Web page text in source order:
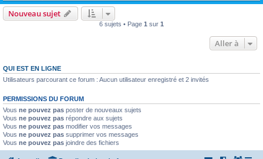
Nouveau sujet
6 sujets • Page 1 sur 1
Aller à
QUI EST EN LIGNE
Utilisateurs parcourant ce forum : Aucun utilisateur enregistré et 2 invités
PERMISSIONS DU FORUM
Vous ne pouvez pas poster de nouveaux sujets
Vous ne pouvez pas répondre aux sujets
Vous ne pouvez pas modifier vos messages
Vous ne pouvez pas supprimer vos messages
Vous ne pouvez pas joindre des fichiers